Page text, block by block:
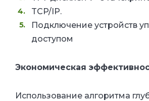
TCP/IP.
Подключение устройств
доступом
Экономическая
Использование алгоритма